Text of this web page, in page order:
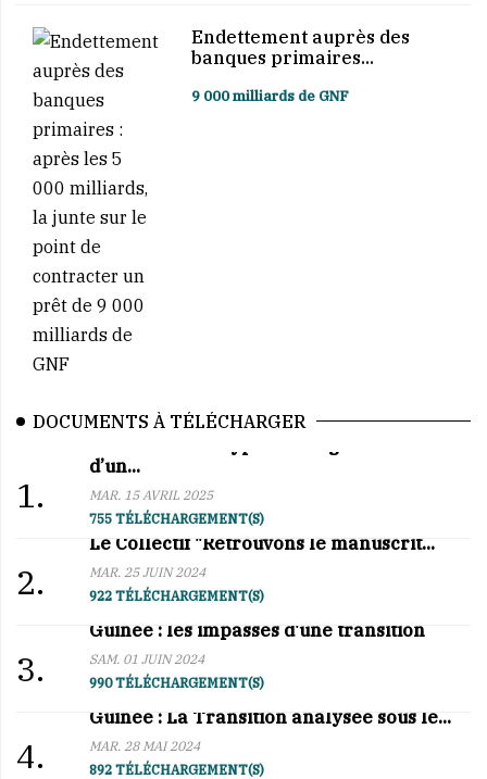
Endettement auprès des
banques primaires...
9 000 milliards de GNF
DOCUMENTS À TÉLÉCHARGER
1.
d’un...
MAR. 15 AVRIL 2025
755 TÉLÉCHARGEMENT(S)
2.
Le Collectif "Retrouvons le manuscrit...
MAR. 25 JUIN 2024
922 TÉLÉCHARGEMENT(S)
3.
Guinée : les impasses d'une transition
SAM. 01 JUIN 2024
990 TÉLÉCHARGEMENT(S)
4.
Guinée : La Transition analysée sous le...
MAR. 28 MAI 2024
892 TÉLÉCHARGEMENT(S)